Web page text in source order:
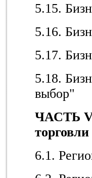
5.15.
5.16.
5.17.
5.18.
выбор"
ЧАСТЬ
6.1.